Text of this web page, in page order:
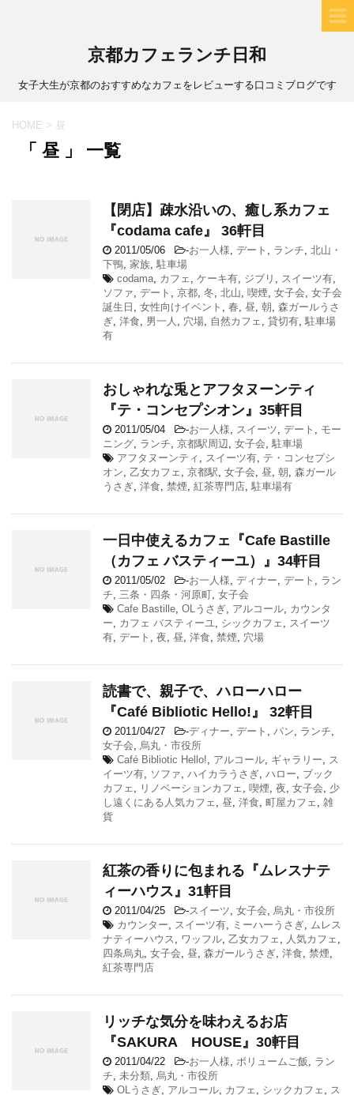
京都カフェランチ日和
女子大生が京都のおすすめなカフェをレビューする口コミブログです
HOME > 昼
「 昼 」 一覧
【閉店】疎水沿いの、癒し系カフェ
『codama cafe』 36軒目
2011/05/06 -お一人様, デート , ランチ, 北山・
下鴨, 家族, 駐車場
codama, カフェ , ケーキ有, ジブリ , スイーツ有,
ソファ, デート , 京都, 冬, 北山, 喫煙, 女子会, 女子会
誕生日 , 女性向けイベント , 春, 昼, 朝, 森ガールうさ
ぎ, 洋食, 男一人 , 穴場, 自然カフェ , 貸切有, 駐車場
有
おしゃれな兎とアフタヌーンティ
『テ・コンセプシオン』35軒目
2011/05/04 -お一人様, スイーツ, デート , モー
ニング, ランチ, 京都駅周辺, 女子会, 駐車場
アフタヌーンティ , スイーツ有, テ・コンセプシ
オン, 乙女カフェ , 京都駅, 女子会, 昼, 朝, 森ガール
うさぎ, 洋食, 禁煙, 紅茶専門店, 駐車場有
一日中使えるカフェ『Cafe Bastille
（カフェ バスティーユ）』34軒目
2011/05/02 -お一人様, ディナー, デート , ラン
チ, 三条・四条・河原町, 女子会
Cafe Bastille, OLうさぎ, アルコール, カウンタ
ー, カフェ バスティーユ, シックカフェ , スイーツ
有, デート , 夜, 昼, 洋食, 禁煙, 穴場
読書で、親子で、ハローハロー
『Café Bibliotic Hello!』 32軒目
2011/04/27 -ディナー, デート , パン, ランチ,
女子会, 烏丸・市役所
Café Bibliotic Hello!, アルコール, ギャラリー, ス
イーツ有, ソファ, ハイカラうさぎ, ハロー, ブック
カフェ , リノベーションカフェ , 喫煙, 夜, 女子会, 少
し遠くにある人気カフェ , 昼, 洋食, 町屋カフェ , 雑
貨
紅茶の香りに包まれる『ムレスナテ
ィーハウス』31軒目
2011/04/25 -スイーツ, 女子会, 烏丸・市役所
カウンター, スイーツ有, ミーハーうさぎ, ムレス
ナティーハウス , ワッフル, 乙女カフェ , 人気カフェ ,
四条烏丸, 女子会, 昼, 森ガールうさぎ, 洋食, 禁煙,
紅茶専門店
リッチな気分を味わえるお店
『SAKURA HOUSE』30軒目
2011/04/22 -お一人様, ボリュームご飯, ラン
チ, 未分類, 烏丸・市役所
OLうさぎ, アルコール, カフェ , シックカフェ , ス